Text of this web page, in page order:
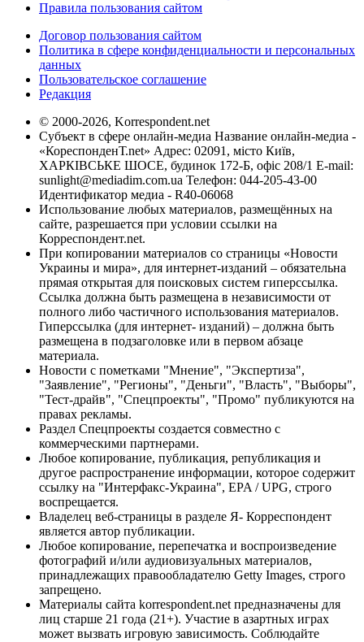
Правила пользования сайтом
Договор пользования сайтом
Политика в сфере конфиденциальности и персональных
данных
Пользовательское соглашение
Редакция
© 2000-2026, Korrespondent.net
Субъект в сфере онлайн-медиа Название онлайн-медиа -
«КореспонденТ.net» Адрес: 02091, місто Київ,
ХАРКІВСЬКЕ ШОСЕ, будинок 172-Б, офіс 208/1 E-mail:
sunlight@mediadim.com.ua Телефон: 044-205-43-00
Идентификатор медиа - R40-06068
Использование любых материалов, размещённых на
сайте, разрешается при условии ссылки на
Корреспондент.net.
При копировании материалов со страницы «Новости
Украины и мира», для интернет-изданий – обязательна
прямая открытая для поисковых систем гиперссылка.
Ссылка должна быть размещена в независимости от
полного либо частичного использования материалов.
Гиперссылка (для интернет- изданий) – должна быть
размещена в подзаголовке или в первом абзаце
материала.
Новости с пометками "Мнение", "Экспертиза",
"Заявление", "Регионы", "Деньги", "Власть", "Выборы",
"Тест-драйв", "Спецпроекты", "Промо" публикуются на
правах рекламы.
Раздел Спецпроекты создается совместно с
коммерческими партнерами.
Любое копирование, публикация, републикация и
другое распространение информации, которое содержит
ссылку на "Интерфакс-Украина", EPA / UPG, строго
воспрещается.
Владелец веб-страницы в разделе Я- Корреспондент
является автор публикации.
Любое копирование, перепечатка и воспроизведение
фотографий и/или аудиовизуальных материалов,
принадлежащих правообладателю Getty Images, строго
запрещено.
Материалы сайта korrespondent.net предназначены для
лиц старше 21 года (21+). Участие в азартных играх
может вызвать игровую зависимость. Соблюдайте